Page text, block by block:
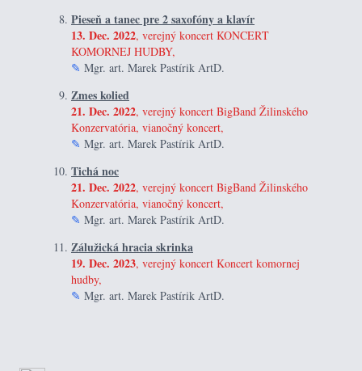
Pieseň a tanec pre 2 saxofóny a klavír
13. Dec. 2022, verejný koncert KONCERT
KOMORNEJ HUDBY,
✎ Mgr. art. Marek Pastírik ArtD.
Zmes kolied
21. Dec. 2022, verejný koncert BigBand Žilinského
Konzervatória, vianočný koncert,
✎ Mgr. art. Marek Pastírik ArtD.
Tichá noc
21. Dec. 2022, verejný koncert BigBand Žilinského
Konzervatória, vianočný koncert,
✎ Mgr. art. Marek Pastírik ArtD.
Zálužická hracia skrinka
19. Dec. 2023, verejný koncert Koncert komornej
hudby,
✎ Mgr. art. Marek Pastírik ArtD.